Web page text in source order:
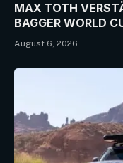
MAX TOTH
BAGGER WORLD
August 6, 2026